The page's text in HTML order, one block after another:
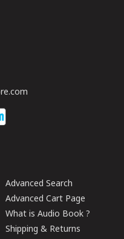
Advanced Search
Advanced Cart Page
What is Audio Book ?
Shipping & Returns